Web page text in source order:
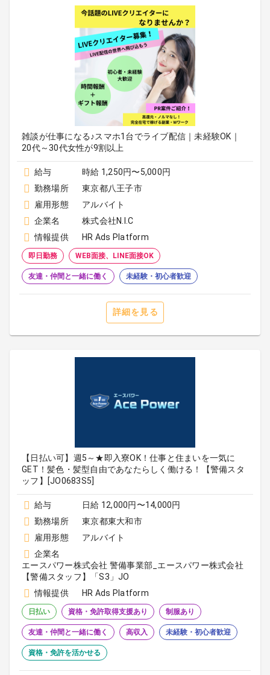
雑談が仕事になる♪スマホ1台でライブ配信｜未経験OK｜
20代～30代女性が9割以上
給与
時給 1,250円〜5,000円
勤務場所
東京都八王子市
雇用形態
アルバイト
企業名
株式会社N.I.C
情報提供
HR Ads Platform
即日勤務 WEB面接、LINE面接OK
友達・仲間と一緒に働く 未経験・初心者歓迎
詳細を見る
【日払い可】週5～★即入寮OK！仕事と住まいを一気に
GET！髪色・髪型自由であなたらしく働ける！【警備スタ
ッフ】[JO0683S5]
給与
日給 12,000円〜14,000円
勤務場所
東京都東大和市
雇用形態
アルバイト
企業名
エースパワー株式会社 警備事業部_エースパワー株式会社
【警備スタッフ】「S3」JO
情報提供
HR Ads Platform
日払い 資格・免許取得支援あり 制服あり
友達・仲間と一緒に働く 高収入 未経験・初心者歓迎
資格・免許を活かせる